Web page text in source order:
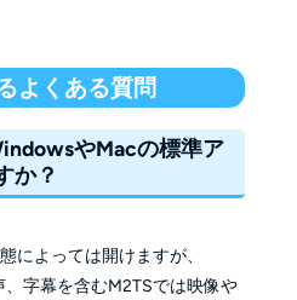
よくある質問
やMacの標準ア
か？
によっては開けますが、
字幕を含むM2TSでは映像や